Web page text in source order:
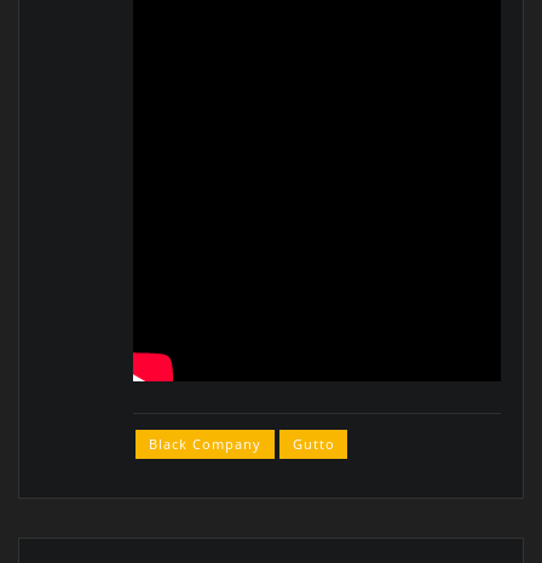
Black Company Gutto